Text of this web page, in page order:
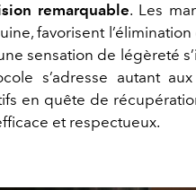
remarquable. Les
favorisent
sensation de légèreté
s’adresse autant
en quête de
et respectueux.